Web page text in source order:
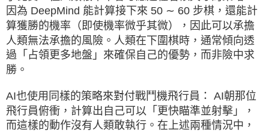
因為 DeepMind 能計算接下來 50 ∼ 60 步棋，還能計
算獲勝的機率（即使機率微乎其微），因此可以承擔
人類無法承擔的風險。人類在下圍棋時，通常傾向透
過「占領更多地盤」來確保自己的優勢，而非險中求
勝。
AI也使用同樣的策略來對付戰鬥機飛行員： AI朝那位
飛行員俯衝，計算出自己可以「更快瞄準並射擊」，
而這樣的動作沒有人類敢執行。在上述兩種情況中，